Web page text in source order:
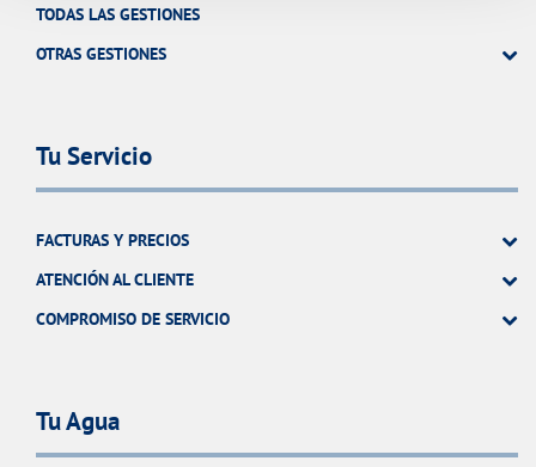
TODAS LAS GESTIONES
OTRAS GESTIONES
Tu Servicio
FACTURAS Y PRECIOS
ATENCIÓN AL CLIENTE
COMPROMISO DE SERVICIO
Tu Agua